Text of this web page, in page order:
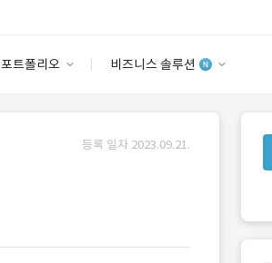
포트폴리오 비즈니스 솔루션
안심 코드 케어
등록 일자 2023.09.21.